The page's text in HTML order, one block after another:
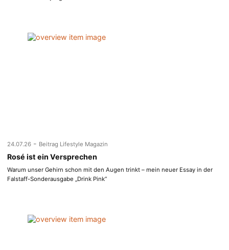
24.07.26 - Beitrag Lifestyle Magazin
Rosé ist ein Versprechen
Warum unser Gehirn schon mit den Augen trinkt – mein neuer Essay in der
Falstaff-Sonderausgabe „Drink Pink“